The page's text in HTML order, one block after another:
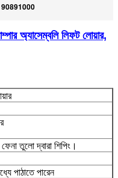
90891000
অ্যাসেম্বলি লিফট লোয়ার,
তুলো দ্বারা শিপিং।
পাঠাতে পারেন